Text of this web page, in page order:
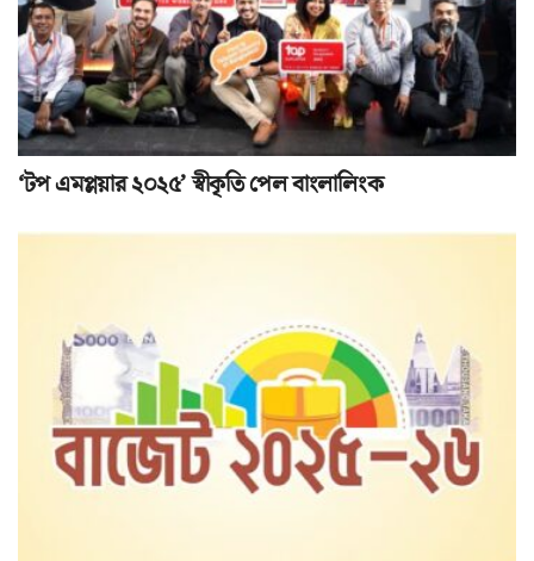
‘টপ এমপ্লয়ার ২০২৫’ স্বীকৃতি পেল বাংলালিংক